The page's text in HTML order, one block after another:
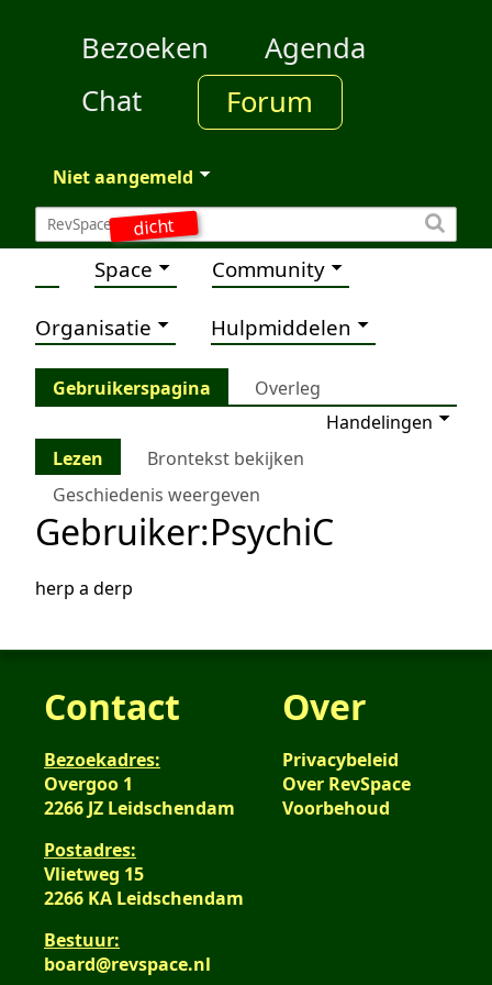
dicht
Bezoeken
Agenda
Chat
Forum
Niet aangemeld
Space Community
Organisatie Hulpmiddelen
Gebruikerspagina
Overleg
Handelingen
Lezen
Brontekst bekijken
Geschiedenis weergeven
Gebruiker:PsychiC
herp a derp
Contact
Bezoekadres:
Overgoo 1
2266 JZ Leidschendam
Postadres:
Vlietweg 15
2266 KA Leidschendam
Bestuur:
board@revspace.nl
Over
Privacybeleid
Over RevSpace
Voorbehoud